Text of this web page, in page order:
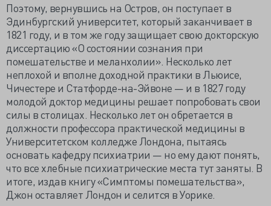
Поэтому, вернувшись на Остров, он поступает в
Эдинбургский университет, который заканчивает в
1821 году, и в том же году защищает свою докторскую
диссертацию «О состоянии сознания при
помешательстве и меланхолии». Несколько лет
неплохой и вполне доходной практики в Льюисе,
Чичестере и Статфорде-на-Эйвоне — и в 1827 году
молодой доктор медицины решает попробовать свои
силы в столицах. Несколько лет он обретается в
должности профессора практической медицины в
Университетском колледже Лондона, пытаясь
основать кафедру психиатрии — но ему дают понять,
что все хлебные психиатрические места тут заняты. В
итоге, издав книгу «Симптомы помешательства»,
Джон оставляет Лондон и селится в Уорике.